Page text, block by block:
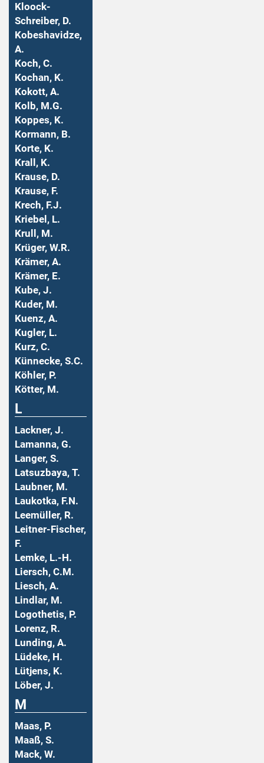
Kloock-
Schreiber, D.
Kobeshavidze,
A.
Koch, C.
Kochan, K.
Kokott, A.
Kolb, M.G.
Koppes, K.
Kormann, B.
Korte, K.
Krall, K.
Krause, D.
Krause, F.
Krech, F.J.
Kriebel, L.
Krull, M.
Krüger, W.R.
Krämer, A.
Krämer, E.
Kube, J.
Kuder, M.
Kuenz, A.
Kugler, L.
Kurz, C.
Künnecke, S.C.
Köhler, P.
Kötter, M.
L
Lackner, J.
Lamanna, G.
Langer, S.
Latsuzbaya, T.
Laubner, M.
Laukotka, F.N.
Leemüller, R.
Leitner-Fischer,
F.
Lemke, L.-H.
Liersch, C.M.
Liesch, A.
Lindlar, M.
Logothetis, P.
Lorenz, R.
Lunding, A.
Lüdeke, H.
Lütjens, K.
Löber, J.
M
Maas, P.
Maaß, S.
Mack, W.